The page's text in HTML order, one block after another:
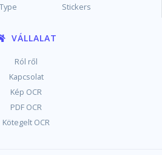
Stickers
VÁLLALAT
Ról ről
Kapcsolat
Kép OCR
PDF OCR
Kötegelt OCR